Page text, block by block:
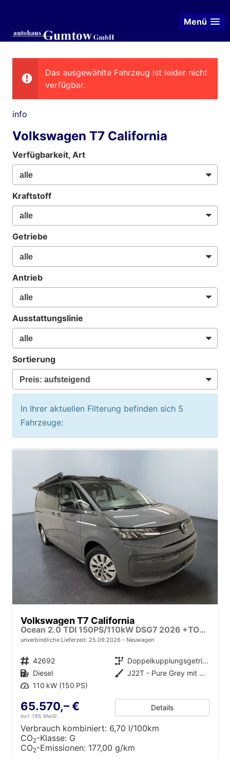
Menü
Das ausgewählte Fahrzeug ist leider nicht
verfügbar.
info
Volkswagen T7 California
Verfügbarkeit, Art
Kraftstoff
Getriebe
Antrieb
Ausstattungslinie
Sortierung
In Ihrer aktuellen Filterung befinden sich 5
Fahrzeuge:
Volkswagen T7 California
Ocean 2.0 TDI 150PS/110kW DSG7 2026 +TOP & PARK PAKET+18" ALU+AHK+TRAVEL ASSIST+EL- HEBEDACH, BASALT GRAU+CAMPINGAUSBAU
unverbindliche Lieferzeit: 25.09.2026 Neuwagen
Fahrzeugnr. 42692 Getriebe
Doppelkupplungsgetriebe (DSG)
Kraftstoff Diesel Außenfarbe
J22T - Pure Grey mit Dach in Schwarz
Leistung 110 kW (150 PS)
65.570,– €
incl. 19% MwSt.
Details
Verbrauch kombiniert: 6,70 l/100km
CO2-Klasse: G
CO2-Emissionen: 177,00 g/km